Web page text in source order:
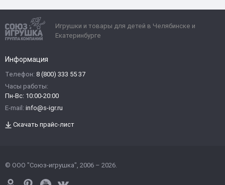
Игрушки и товары для детей в Челябинске и
Екатеринбурге
Информация
Телефон: 8 (800) 333 55 37
Часы работы:
Пн-Вс: 10:00-20:00
E-mail: info@s-igr.ru
Скачать прайс-лист
© ООО "Союз-игрушка", 2006 – 2026.